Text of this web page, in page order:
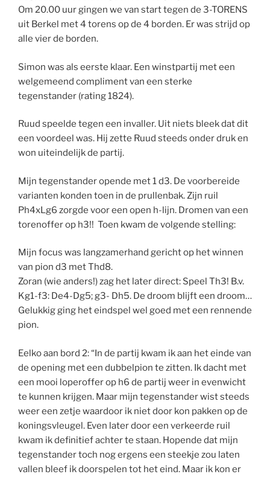
Om 20.00 uur gingen we van start tegen de 3-TORENS
uit Berkel met 4 torens op de 4 borden. Er was strijd op
alle vier de borden.
Simon was als eerste klaar. Een winstpartij met een
welgemeend compliment van een sterke
tegenstander (rating 1824).
Ruud speelde tegen een invaller. Uit niets bleek dat dit
een voordeel was. Hij zette Ruud steeds onder druk en
won uiteindelijk de partij.
Mijn tegenstander opende met 1 d3. De voorbereide
varianten konden toen in de prullenbak. Zijn ruil
Ph4xLg6 zorgde voor een open h-lijn. Dromen van een
torenoffer op h3!! Toen kwam de volgende stelling:
Mijn focus was langzamerhand gericht op het winnen
van pion d3 met Thd8.
Zoran (wie anders!) zag het later direct: Speel Th3! B.v.
Kg1-f3: De4-Dg5; g3- Dh5. De droom blijft een droom…
Gelukkig ging het eindspel wel goed met een rennende
pion.
Eelko aan bord 2: “In de partij kwam ik aan het einde van
de opening met een dubbelpion te zitten. Ik dacht met
een mooi loperoffer op h6 de partij weer in evenwicht
te kunnen krijgen. Maar mijn tegenstander wist steeds
weer een zetje waardoor ik niet door kon pakken op de
koningsvleugel. Even later door een verkeerde ruil
kwam ik definitief achter te staan. Hopende dat mijn
tegenstander toch nog ergens een steekje zou laten
vallen bleef ik doorspelen tot het eind. Maar ik kon er